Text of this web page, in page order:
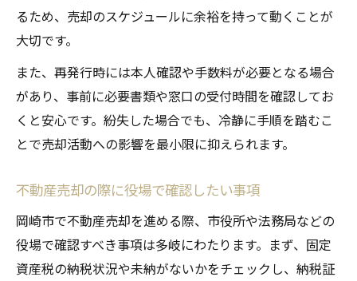
るため、売却のスケジュールに余裕を持って動くことが
大切です。
また、再発行時には本人確認や手数料が必要となる場合
があり、事前に必要書類や窓口の受付時間を確認してお
くと安心です。紛失した場合でも、冷静に手順を踏むこ
とで売却活動への影響を最小限に抑えられます。
不動産売却の際に役場で確認したい事項
岡崎市で不動産売却を進める際、市役所や法務局などの
役場で確認すべき事項は多岐にわたります。まず、固定
資産税の納税状況や未納がないかをチェックし、納税証